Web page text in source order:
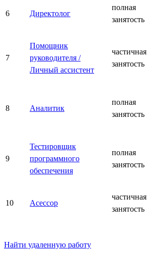
6 Директолог
полная
занятость
7
Помощник
руководителя /
Личный ассистент
частичная
занятость
8 Аналитик
полная
занятость
9
Тестировщик
программного
обеспечения
полная
занятость
10 Асессор
частичная
занятость
Найти удаленную работу